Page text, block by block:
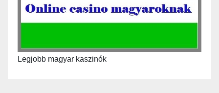
Legjobb magyar kaszinók